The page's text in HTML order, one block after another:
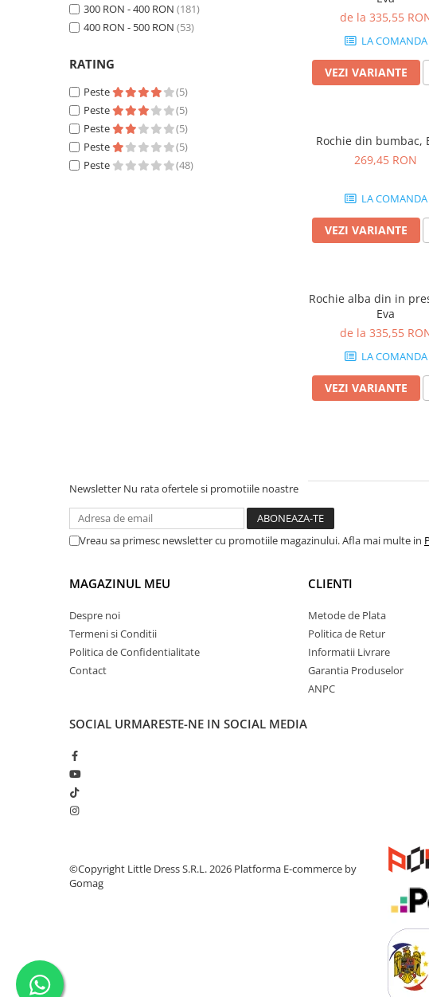
300 RON - 400 RON (181)
400 RON - 500 RON (53)
RATING
Peste
(5)
Peste
(5)
Peste
(5)
Peste
(5)
Peste
(48)
de la 335,55
LA COMANDA
VEZI VARIANTE
Rochie din bumbac,
269,45 RON
LA COMANDA
VEZI VARIANTE
Rochie alba din in
Eva
de la 335,55
LA COMANDA
VEZI VARIANTE
Newsletter Nu rata ofertele si promotiile noastre
Vreau sa primesc newsletter cu promotiile magazinului. Afla mai multe in
MAGAZINUL MEU
Despre noi
Termeni si Conditii
Politica de Confidentialitate
Contact
CLIENTI
Metode de Plata
Politica de Retur
Informatii Livrare
Garantia Produselor
ANPC
SOCIAL URMARESTE-NE IN SOCIAL MEDIA
©Copyright Little Dress S.R.L. 2026 Platforma E-commerce by
Gomag